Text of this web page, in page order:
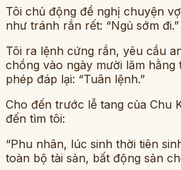
Tôi chủ động đề nghị chuyện
như tránh rắn rết: “Ngủ sớm đi.”
Tôi ra lệnh cứng rắn, yêu cầu
chồng vào ngày mười lăm
phép đáp lại: “Tuân lệnh.”
Cho đến trước lễ tang của Chu
đến tìm tôi:
“Phu nhân, lúc sinh thời tiên
toàn bộ tài sản, bất động sản